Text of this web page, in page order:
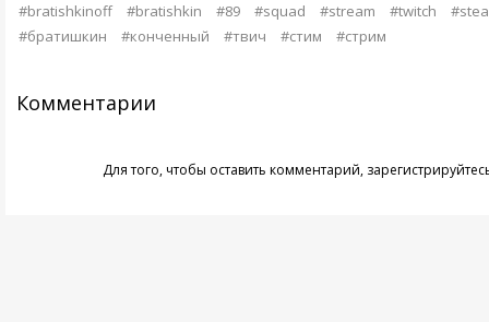
#bratishkinoff #bratishkin #89 #squad #stream #twitch
#братишкин
#конченный #твич #стим #стрим
Комментарии
Для того, чтобы оставить комментарий,